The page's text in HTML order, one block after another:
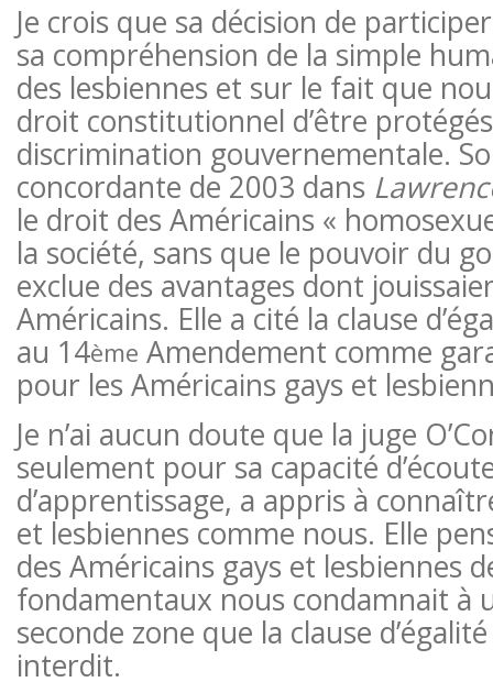
Je crois que sa décision de
sa compréhension de la simple
des lesbiennes et sur le fait que
droit constitutionnel d’être
discrimination gouvernementale.
concordante de 2003 dans
le droit des Américains «
la société, sans que le pouvoir du
exclue des avantages dont
Américains. Elle a cité la clause
au 14ème Amendement comme
pour les Américains gays et
Je n’ai aucun doute que la juge
seulement pour sa capacité
d’apprentissage, a appris à
et lesbiennes comme nous. Elle
des Américains gays et lesbiennes
fondamentaux nous condamnait à
seconde zone que la clause
interdit.